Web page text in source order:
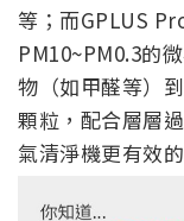
等；而GPLUS
PM10~PM0.3的
物（如甲醛等）
顆粒，配合層層
氣清淨機更有效